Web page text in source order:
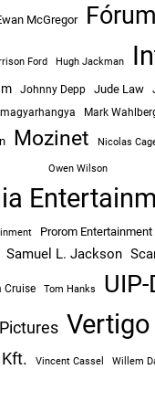
McGregor
Ford Hugh Jackman
Johnny Depp Jude Law
magyarhangya Mark
Mozinet Nicolas
Owen Wilson
Prorom Entertainment
Samuel L. Jackson
Cruise Tom Hanks
Vincent Cassel Willem